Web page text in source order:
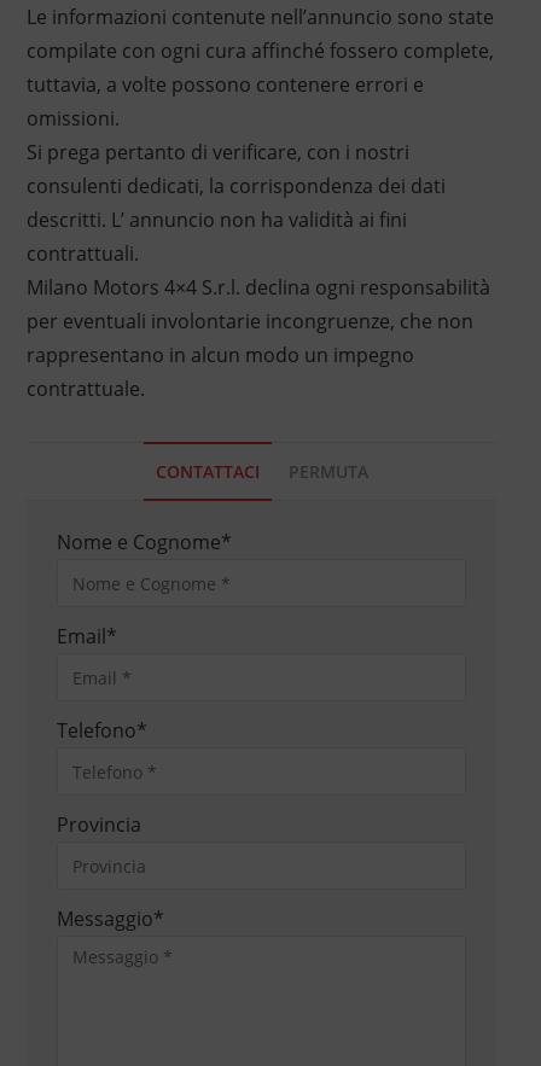
Le informazioni contenute nell’annuncio sono state
compilate con ogni cura affinché fossero complete,
tuttavia, a volte possono contenere errori e
omissioni.
Si prega pertanto di verificare, con i nostri
consulenti dedicati, la corrispondenza dei dati
descritti. L’ annuncio non ha validità ai fini
contrattuali.
Milano Motors 4×4 S.r.l. declina ogni responsabilità
per eventuali involontarie incongruenze, che non
rappresentano in alcun modo un impegno
contrattuale.
CONTATTACI PERMUTA
Nome e Cognome*
Email*
Telefono*
Provincia
Messaggio*